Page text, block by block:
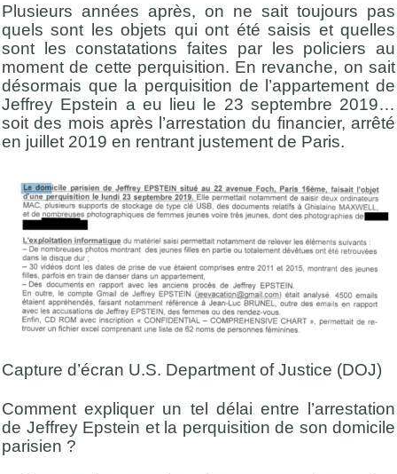
Plusieurs années après, on ne sait toujours pas
quels sont les objets qui ont été saisis et quelles
sont les constatations faites par les policiers au
moment de cette perquisition. En revanche, on sait
désormais que la perquisition de l’appartement de
Jeffrey Epstein a eu lieu le 23 septembre 2019…
soit des mois après l’arrestation du financier, arrêté
en juillet 2019 en rentrant justement de Paris.
Capture d’écran U.S. Department of Justice (DOJ)
Comment expliquer un tel délai entre l’arrestation
de Jeffrey Epstein et la perquisition de son domicile
parisien ?